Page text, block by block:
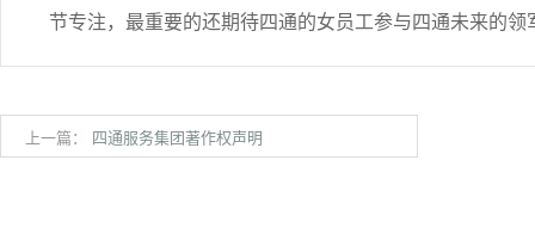
节专注，最重要的还期待四通的女员工参与四通未来的领
上一篇： 四通服务集团著作权声明